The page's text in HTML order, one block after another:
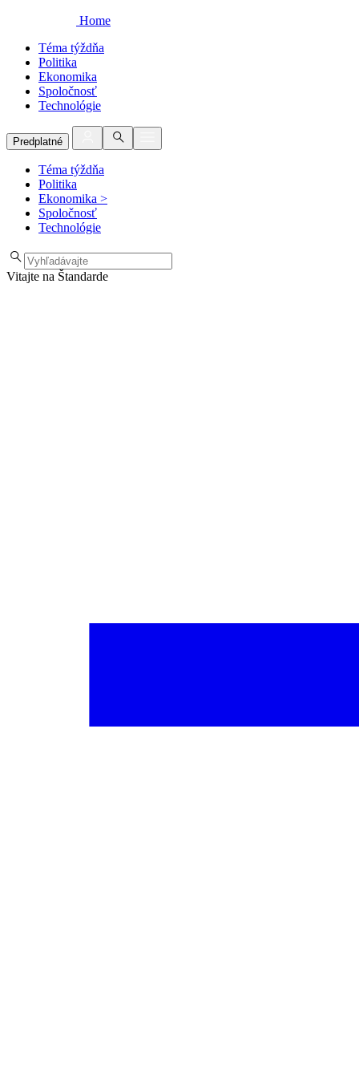
Home
Téma týždňa
Politika
Ekonomika
Spoločnosť
Technológie
Predplatné
Téma týždňa
Politika
Ekonomika >
Spoločnosť
Technológie
Vitajte na Štandarde